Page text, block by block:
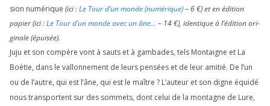
sion numé­rique (ici :Le Tour d’un monde (numé­rique)–6€) et en édi­tion
papier (ici :Le Tour d’un monde avec un âne… – 14€), iden­tique à l’é­di­tion ori­
gi­nale (épui­sée).
Juju et son com­père vont à sauts et à gam­bades, tels Montaigne et La
Boétie, dans le val­lon­ne­ment de leurs pen­sées et de leur ami­tié. De l’un
ou de l’autre, qui est l’âne, qui est le maître ? L’auteur et son digne équi­dé
nous trans­portent sur des som­mets, dont celui de la mon­tagne de Lure,